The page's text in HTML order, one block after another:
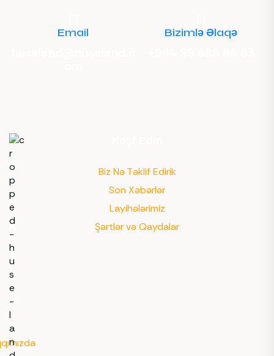
Email Bizimlə Əlaqə
F
a
y
d
a
l
ı
K
e
ç
i
d
l
ə
r
Biz Nə Təklif Edirik
Son Xəbərlər
Layihələrimiz
Şərtlər və Qaydalar